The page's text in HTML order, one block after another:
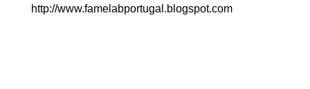
http://www.famelabportugal.blogspot.com